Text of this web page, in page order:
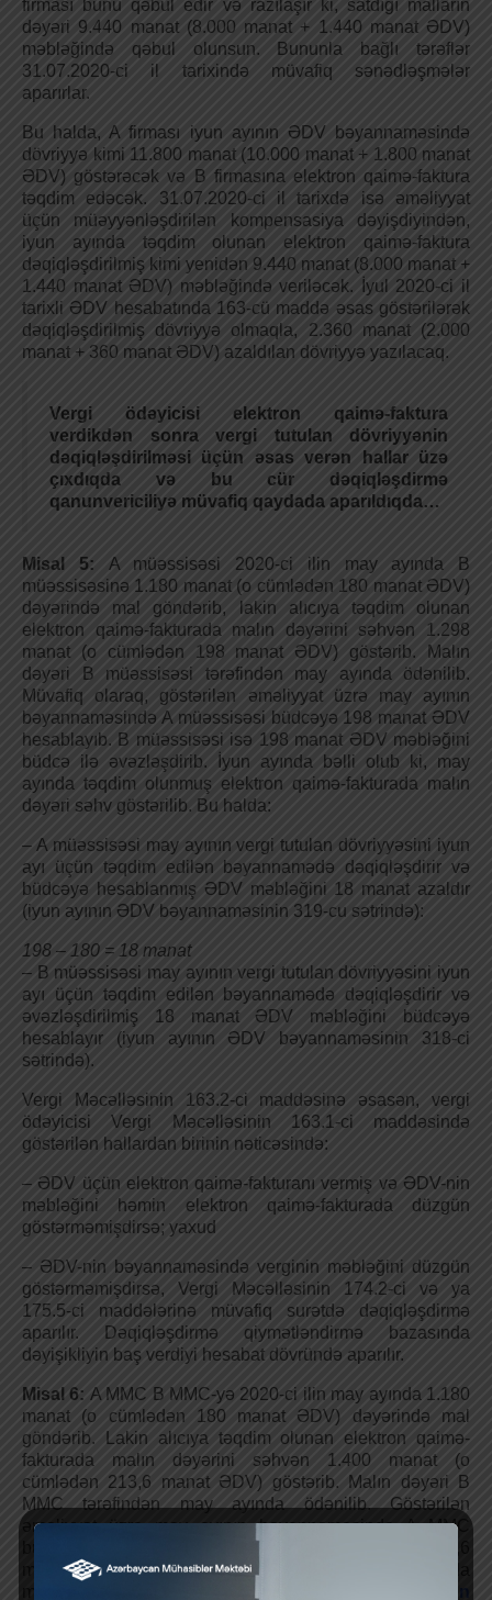
firması bunu qəbul edir və razılaşır ki, satdığı malların
dəyəri 9.440 manat (8.000 manat + 1.440 manat ƏDV)
məbləğində qəbul olunsun. Bununla bağlı tərəflər
31.07.2020-ci il tarixində müvafiq sənədləşmələr
aparırlar.
Bu halda, A firması iyun ayının ƏDV bəyannaməsində
dövriyyə kimi 11.800 manat (10.000 manat + 1.800 manat
ƏDV) göstərəcək və B firmasına elektron qaimə-faktura
təqdim edəcək. 31.07.2020-ci il tarixdə isə əməliyyat
üçün müəyyənləşdirilən kompensasiya dəyişdiyindən,
iyun ayında təqdim olunan elektron qaimə-faktura
dəqiqləşdirilmiş kimi yenidən 9.440 manat (8.000 manat +
1.440 manat ƏDV) məbləğində veriləcək. İyul 2020-ci il
tarixli ƏDV hesabatında 163-cü maddə əsas göstərilərək
dəqiqləşdirilmiş dövriyyə olmaqla, 2.360 manat (2.000
manat + 360 manat ƏDV) azaldılan dövriyyə yazılacaq.
Vergi ödəyicisi elektron qaimə-faktura
verdikdən sonra vergi tutulan dövriyyənin
dəqiqləşdirilməsi üçün əsas verən hallar üzə
çıxdıqda və bu cür dəqiqləşdirmə
qanunvericiliyə müvafiq qaydada aparıldıqda…
Misal 5: A müəssisəsi 2020-ci ilin may ayında B
müəssisəsinə 1.180 manat (o cümlədən 180 manat ƏDV)
dəyərində mal göndərib, lakin alıcıya təqdim olunan
elektron qaimə-fakturada malın dəyərini səhvən 1.298
manat (o cümlədən 198 manat ƏDV) göstərib. Malın
dəyəri B müəssisəsi tərəfindən may ayında ödənilib.
Müvafiq olaraq, göstərilən əməliyyat üzrə may ayının
bəyannaməsində A müəssisəsi büdcəyə 198 manat ƏDV
hesablayıb. B müəssisəsi isə 198 manat ƏDV məbləğini
büdcə ilə əvəzləşdirib. İyun ayında bəlli olub ki, may
ayında təqdim olunmuş elektron qaimə-fakturada malın
dəyəri səhv göstərilib. Bu halda:
– A müəssisəsi may ayının vergi tutulan dövriyyəsini iyun
ayı üçün təqdim edilən bəyannamədə dəqiqləşdirir və
büdcəyə hesablanmış ƏDV məbləğini 18 manat azaldır
(iyun ayının ƏDV bəyannaməsinin 319-cu sətrində):
198 – 180 = 18 manat
– B müəssisəsi may ayının vergi tutulan dövriyyəsini iyun
ayı üçün təqdim edilən bəyannamədə dəqiqləşdirir və
əvəzləşdirilmiş 18 manat ƏDV məbləğini büdcəyə
hesablayır (iyun ayının ƏDV bəyannaməsinin 318-ci
sətrində).
Vergi Məcəlləsinin 163.2-ci maddəsinə əsasən, vergi
ödəyicisi Vergi Məcəlləsinin 163.1-ci maddəsində
göstərilən hallardan birinin nəticəsində:
– ƏDV üçün elektron qaimə-fakturanı vermiş və ƏDV-nin
məbləğini həmin elektron qaimə-fakturada düzgün
göstərməmişdirsə; yaxud
– ƏDV-nin bəyannaməsində verginin məbləğini düzgün
göstərməmişdirsə, Vergi Məcəlləsinin 174.2-ci və ya
175.5-ci maddələrinə müvafiq surətdə dəqiqləşdirmə
aparılır. Dəqiqləşdirmə qiymətləndirmə bazasında
dəyişikliyin baş verdiyi hesabat dövründə aparılır.
Misal 6: A MMC B MMC-yə 2020-ci ilin may ayında 1.180
manat (o cümlədən 180 manat ƏDV) dəyərində mal
göndərib. Lakin alıcıya təqdim olunan elektron qaimə-
fakturada malın dəyərini səhvən 1.400 manat (o
cümlədən 213,6 manat ƏDV) göstərib. Malın dəyəri B
MMC tərəfindən may ayında ödənilib. Göstərilən
əməliyyat üzrə may ayının bəyannaməsində A MMC
manat ƏDV məbləğini büdcə ilə əvəzləşdirib. İyun ayında